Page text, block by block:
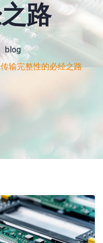
路
blog
输完整性的必经之路